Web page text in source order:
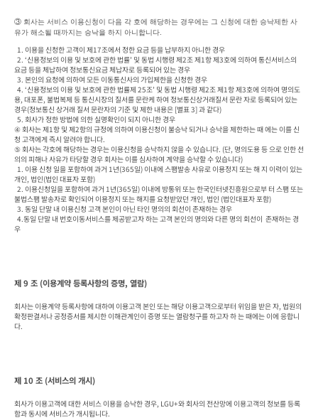
③ 회사는 서비스 이용신청이 다음 각 호에 해당하는 경우에는 그 신청에 대한 승낙제한 사
유가 해소될 때까지는 승낙을 하지 아니합니다.
요금 등을 체납하여 정보통신요금 체납자로 등록되어 있는 경우
용, 대포폰, 불법복제 등 통신시장의 질서를 문란케 하여 정보통신상거래질서 문란 자로 등록되어 있는
경우(정보통신 상거래 질서 문란자의 기준 및 제한 내용은 [별표 3] 과 같다)
④ 회사는 제1항 및 제2항의 규정에 의하여 이용신청이 불승낙 되거나 승낙을 제한하는 때 에는 이를 신
청 고객에게 즉시 알려야 합니다.
⑤ 회사는 각호에 해당하는 경우는 이용신청을 승낙하지 않을 수 있습니다. (단, 명의도용 등 으로 인한 선
의의 피해나 사유가 타당할 경우 회사는 이를 심사하여 계약을 승낙할 수 있습니다)
개인, 법인(법인 대표자 포함)
불법스팸 발송자로 확인되어 이용정지 또는 해지를 요청받았던 개인, 법인 (법인대표자 포함)
우
제 9 조 (이용계약 등록사항의 증명, 열람)
회사는 이용계약 등록사항에 대하여 이용고객 본인 또는 해당 이용고객으로부터 위임을 받은 자, 법원의
확정판결서나 공정증서를 제시한 이해관계인이 증명 또는 열람청구를 하고자 하 는 때에는 이에 응합니
다.
제 10 조 (서비스의 개시)
회사가 이용고객에 대한 서비스 이용을 승낙한 경우, LGU+와 회사의 전산망에 이용고객의 정보를 등록
함과 동시에 서비스가 개시됩니다.